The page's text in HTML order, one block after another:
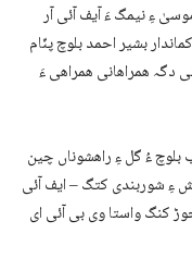
ءِ نیمگ ءَ آیف آئی آر
بشیر احمد بلوچ پنّام
دگہ ھمراھانی ھمراھی ءَ
ءُ گل ءِ راھشوناں چین
ءِ شوربندی کتگ – ایف آئی
کنگ واستا وی بی آئی ای